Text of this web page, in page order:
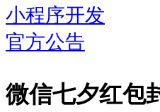
小程序开发
官方公告
微信七夕红包